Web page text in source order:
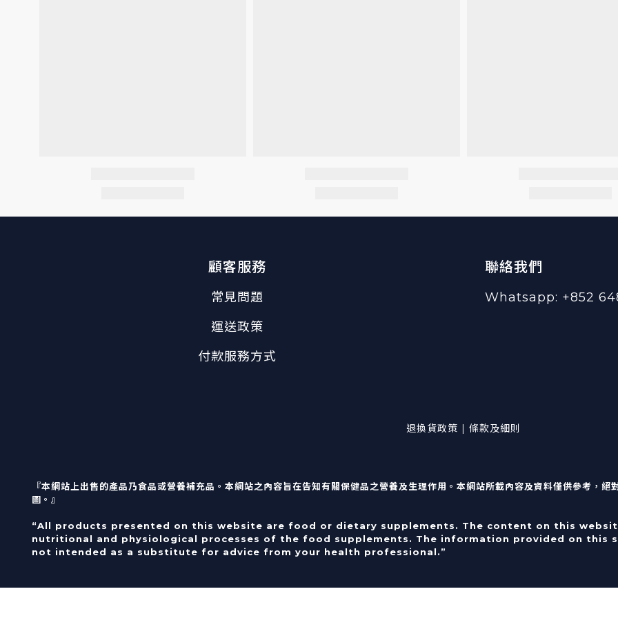
顧客服務
常見問題
運送政策
付款服務方式
聯絡我們
Whatsapp: +852
退換貨政策 | 條款及細則
『本網站上出售的產品乃食品或營養補充品。本網站之內容旨在告知有關保健品之營養及生理作用。本網站所載內容及資料僅供參考，
圖。』
“All products presented on this website are food or dietary supplements. The content on this
nutritional and physiological processes of the food supplements. The information provided on this
not intended as a substitute for advice from your health professional.”